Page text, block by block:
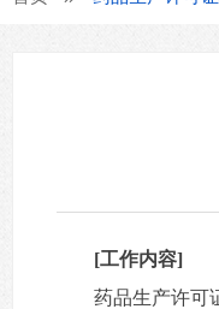
[工作内容]
药品生产许可